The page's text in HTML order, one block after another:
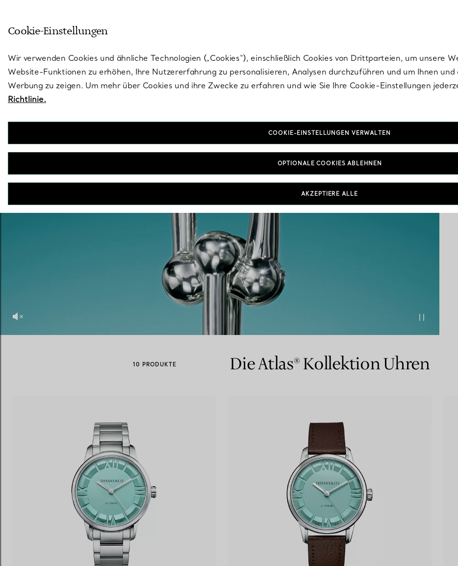
Eheringe für Herren Partnerringe
Terminmit einem Tiffany-Diamantenexperten.
10 PRODUKTE Die Atlas® Kollektion Uhren
Cookie-Einstellungen
Wir verwenden Cookies und ähnliche Technologien („Cookies“), einschließlich Cookies von Drittparteien, um unsere
Website-Funktionen zu erhöhen, Ihre Nutzererfahrung zu personalisieren, Analysen durchzuführen und um Ihnen
Werbung zu zeigen. Um mehr über Cookies und ihre Zwecke zu erfahren und wie Sie Ihre Cookie-Einstellungen
Richtlinie.
COOKIE-EINSTELLUNGEN VERWALTEN
OPTIONALE COOKIES ABLEHNEN
AKZEPTIERE ALLE